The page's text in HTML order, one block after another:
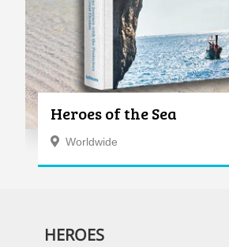
Heroes of the Sea
Worldwide
HEROES